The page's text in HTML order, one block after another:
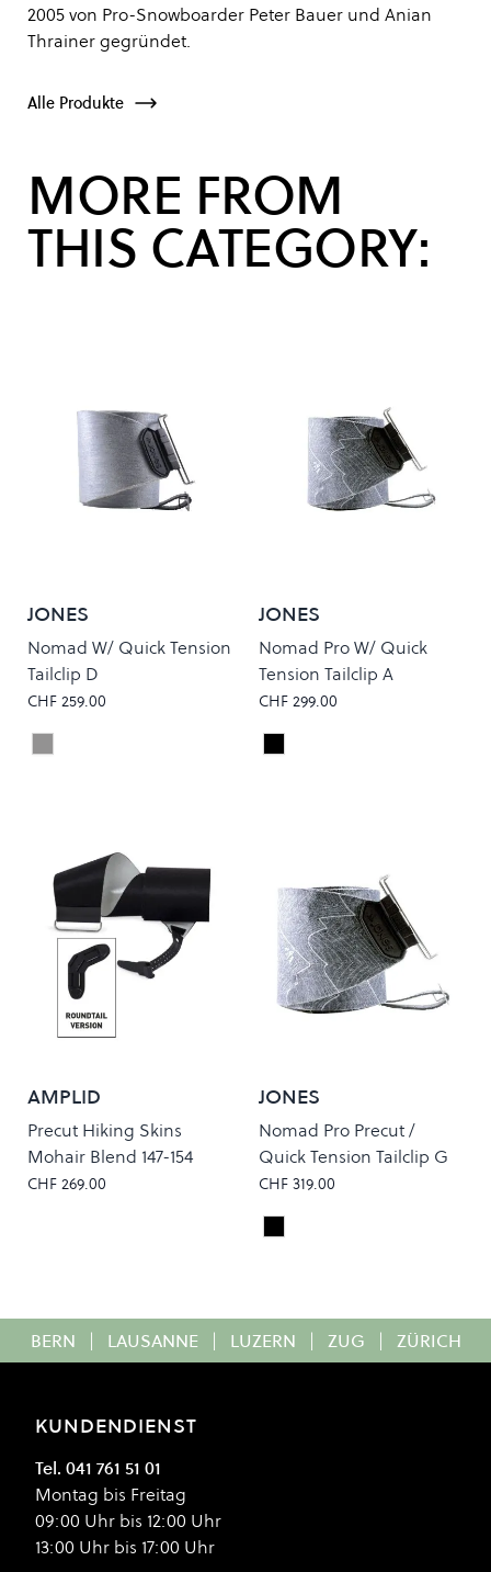
2005 von Pro-Snowboarder Peter Bauer und Anian
Thrainer gegründet.
Alle Produkte
MORE FROM
THIS CATEGORY:
JONES
Nomad W/ Quick Tension
Tailclip D
CHF 259.00
Colour
Grey
JONES
Nomad Pro W/ Quick
Tension Tailclip A
CHF 299.00
Colour
Black
AMPLID
Precut Hiking Skins
Mohair Blend 147-154
CHF 269.00
JONES
Nomad Pro Precut /
Quick Tension Tailclip G
CHF 319.00
Colour
Black
BERN | LAUSANNE | LUZERN | ZUG | ZÜRICH
KUNDENDIENST
Tel. 041 761 51 01
Montag bis Freitag
09:00 Uhr bis 12:00 Uhr
13:00 Uhr bis 17:00 Uhr